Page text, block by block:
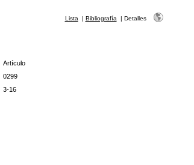
Lista | Bibliografía | Detalles
Artículo
0299
3-16